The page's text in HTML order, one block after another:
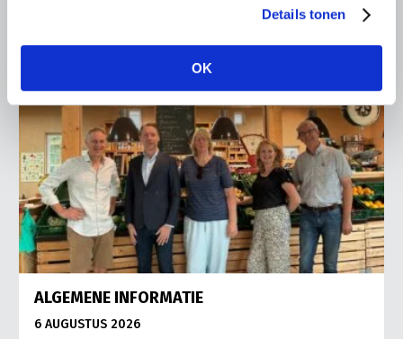
Details tonen
OK
ALGEMENE INFORMATIE
6 AUGUSTUS 2026